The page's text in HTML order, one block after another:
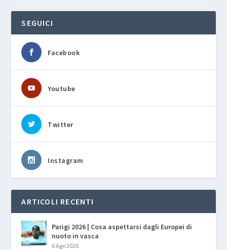
SEGUICI
Facebook
Youtube
Twitter
Instagram
ARTICOLI RECENTI
Parigi 2026 | Cosa aspettarsi dagli Europei di
nuoto in vasca
6 Ago 2026